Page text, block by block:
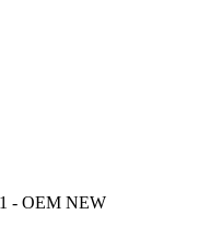
- OEM NEW